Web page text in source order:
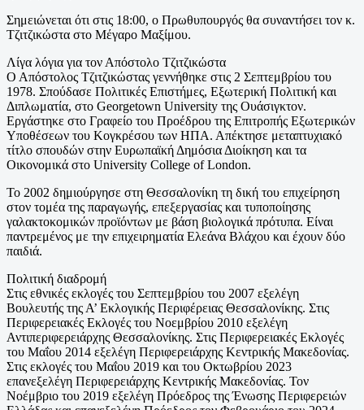
Σημειώνεται ότι στις 18:00, ο Πρωθυπουργός θα συναντήσει τον κ.
Τζιτζικώστα στο Μέγαρο Μαξίμου.
Λίγα λόγια για τον Απόστολο Τζιτζικώστα
Ο Απόστολος Τζιτζικώστας γεννήθηκε στις 2 Σεπτεμβρίου του
1978. Σπούδασε Πολιτικές Επιστήμες, Εξωτερική Πολιτική και
Διπλωματία, στο Georgetown University της Ουάσιγκτον.
Εργάστηκε στο Γραφείο του Προέδρου της Επιτροπής Εξωτερικών
Υποθέσεων του Κογκρέσου των ΗΠΑ. Απέκτησε μεταπτυχιακό
τίτλο σπουδών στην Ευρωπαϊκή Δημόσια Διοίκηση και τα
Οικονομικά στο University College of London.
Το 2002 δημιούργησε στη Θεσσαλονίκη τη δική του επιχείρηση
στον τομέα της παραγωγής, επεξεργασίας και τυποποίησης
γαλακτοκομικών προϊόντων με βάση βιολογικά πρότυπα. Είναι
παντρεμένος με την επιχειρηματία Ελεάνα Βλάχου και έχουν δύο
παιδιά.
Πολιτική διαδρομή
Στις εθνικές εκλογές του Σεπτεμβρίου του 2007 εξελέγη
Βουλευτής της Α’ Εκλογικής Περιφέρειας Θεσσαλονίκης. Στις
Περιφερειακές Εκλογές του Νοεμβρίου 2010 εξελέγη
Αντιπεριφερειάρχης Θεσσαλονίκης. Στις Περιφερειακές Εκλογές
του Μαΐου 2014 εξελέγη Περιφερειάρχης Κεντρικής Μακεδονίας.
Στις εκλογές του Μαΐου 2019 και του Οκτωβρίου 2023
επανεξελέγη Περιφερειάρχης Κεντρικής Μακεδονίας. Τον
Νοέμβριο του 2019 εξελέγη Πρόεδρος της Ένωσης Περιφερειών